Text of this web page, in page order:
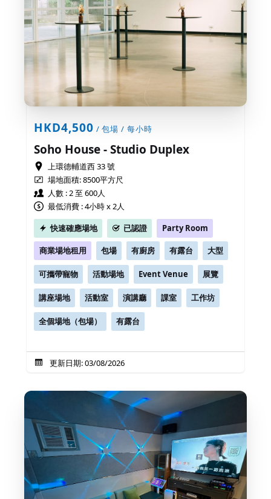
HKD4,500 / 包場 / 每小時
Soho House - Studio Duplex
上環德輔道西 33 號
場地面積:8500平方尺
人數 : 2 至 600人
最低消費 : 4小時 x 2人
快速確應場地
已認證 Party Room
商業場地租用 包場 有廚房 有露台 大型
可攜帶寵物 活動場地 Event Venue 展覽
講座場地 活動室 演講廳 課室 工作坊
全個場地（包場） 有露台
更新日期: 03/08/2026